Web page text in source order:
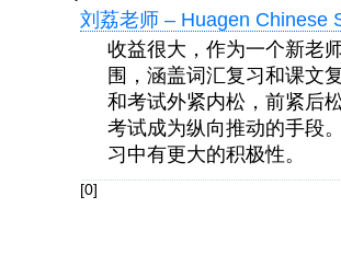
刘荔老师 – Huagen Chinese
收益很大，作为一个新老
围，涵盖词汇复习和课文
和考试外紧内松，前紧后
考试成为纵向推动的手段
习中有更大的积极性。
[0]